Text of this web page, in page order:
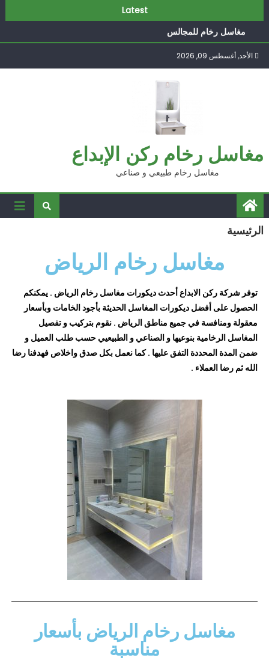
Latest
مغاسل رخام للمجالس
مغاسل رخام مودرن
صور مغاسل حديثة
الأحد, أغسطس 09, 2026
مغاسل رخام ركن الإبداع
مغاسل رخام طبيعي و صناعي
الرئيسية
مغاسل رخام الرياض
توفر شركة ركن الابداع أحدث ديكورات مغاسل رخام الرياض . يمكنكم
الحصول على أفضل ديكورات المغاسل الحديثة بأجود الخامات وبأسعار
معقولة ومنافسة في جميع مناطق الرياض . نقوم بتركيب و تفصيل
المغاسل الرخامية بنوعيها و الصناعي و الطبيعيي حسب طلب العميل و
ضمن المدة المحددة التفق عليها . كما نعمل بكل صدق واخلاص فهدفنا رضا
الله ثم رضا العملاء .
مغاسل رخام الرياض بأسعار
مناسبة